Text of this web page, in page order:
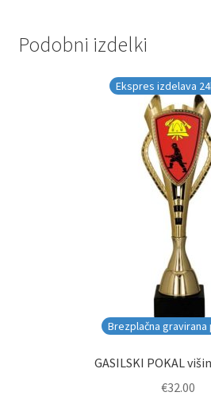
Podobni izdelki
Brezplačna gravirana
Ekspres izdelava
GASILSKI POKAL
€32.00